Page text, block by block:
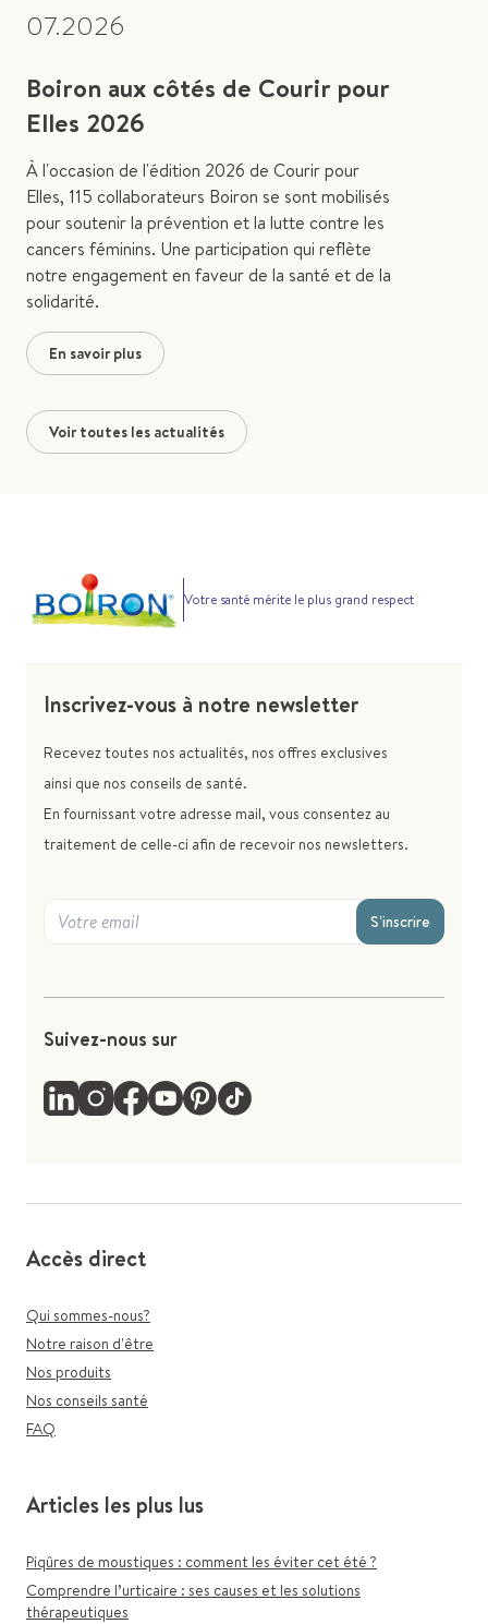
07.2026
Boiron aux côtés de Courir pour
Elles 2026
À l'occasion de l'édition 2026 de Courir pour
Elles, 115 collaborateurs Boiron se sont mobilisés
pour soutenir la prévention et la lutte contre les
cancers féminins. Une participation qui reflète
notre engagement en faveur de la santé et de la
solidarité.
En savoir plus
Voir toutes les actualités
Votre santé mérite le plus grand respect
Inscrivez-vous à notre newsletter
Recevez toutes nos actualités, nos offres exclusives
ainsi que nos conseils de santé.
En fournissant votre adresse mail, vous consentez au
traitement de celle-ci afin de recevoir nos newsletters.
S'inscrire
Suivez-nous sur
Accès direct
Qui sommes-nous?
Notre raison d'être
Nos produits
Nos conseils santé
FAQ
Articles les plus lus
Piqûres de moustiques : comment les éviter cet été ?
Comprendre l’urticaire : ses causes et les solutions
thérapeutiques